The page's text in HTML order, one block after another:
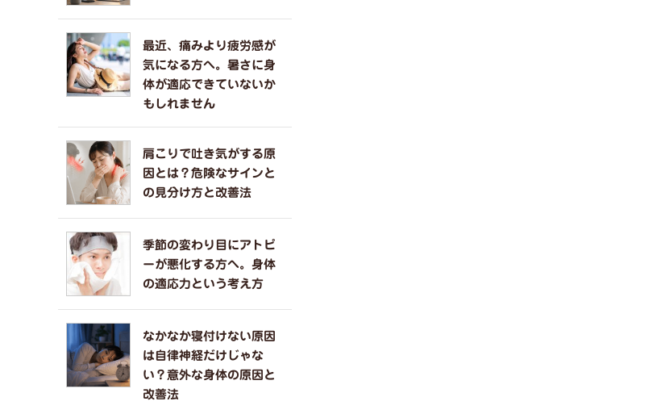
最近、痛みより疲労感が
気になる方へ。暑さに身
体が適応できていないか
もしれません
肩こりで吐き気がする原
因とは？危険なサインと
の見分け方と改善法
季節の変わり目にアトピ
ーが悪化する方へ。身体
の適応力という考え方
なかなか寝付けない原因
は自律神経だけじゃな
い？意外な身体の原因と
改善法